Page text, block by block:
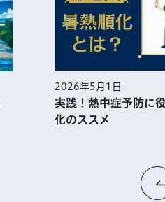
2026年5月1日
実践！熱中症予防に
化のススメ